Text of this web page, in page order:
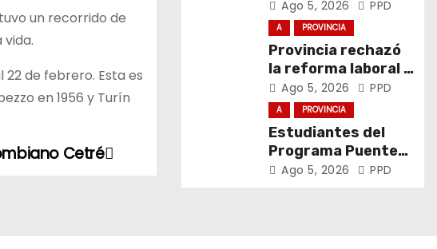
un recorrido de
22 de febrero. Esta es
en 1956 y Turín
Cetré
Ronda de Negocios
Internacional en
Luján
Ago 5, 2026 PPD
A PROVINCIA
Provincia rechazó
la reforma laboral y
defendió los
derechos de los
trabajadores
Ago 5, 2026 PPD
A PROVINCIA
Estudiantes del
Programa Puentes
visitaron Exactas
Ago 5, 2026 PPD